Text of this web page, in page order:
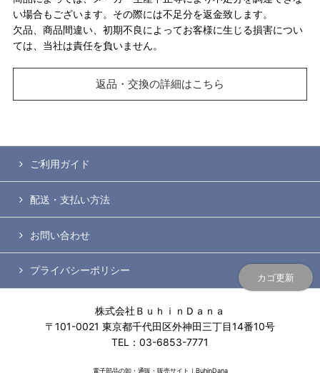
カゴ更新
い場合もございます。その際には不足分を返金致します。
欠品、商品間違い、初期不良によってお客様に生じる損害につい
ては、当社は責任を負いません。
返品・交換の詳細はこちら
ご利用ガイド
配送・支払い方法
お問い合わせ
プライバシーポリシー
株式会社ＢｕｈｉｎＤａｎａ
〒101-0021 東京都千代田区外神田三丁目14番10号
TEL：03-6853-7771
電子部品の卸・通販・販売サイト｜BuhinDana